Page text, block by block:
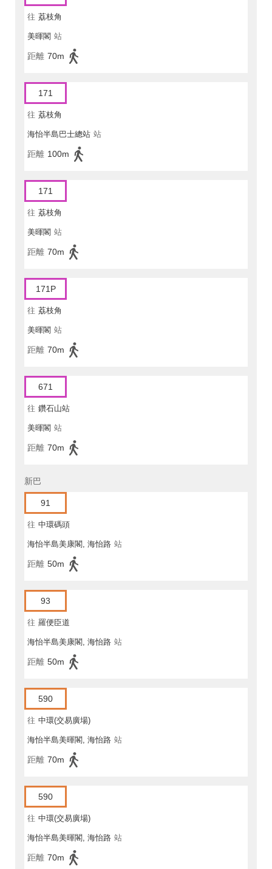
往 荔枝角
美暉閣 站
距離 70m
171
往 荔枝角
海怡半島巴士總站 站
距離 100m
171
往 荔枝角
美暉閣 站
距離 70m
171P
往 荔枝角
美暉閣 站
距離 70m
671
往 鑽石山站
美暉閣 站
距離 70m
新巴
91
往 中環碼頭
海怡半島美康閣, 海怡路 站
距離 50m
93
往 羅便臣道
海怡半島美康閣, 海怡路 站
距離 50m
590
往 中環(交易廣場)
海怡半島美暉閣, 海怡路 站
距離 70m
590
往 中環(交易廣場)
海怡半島美暉閣, 海怡路 站
距離 70m